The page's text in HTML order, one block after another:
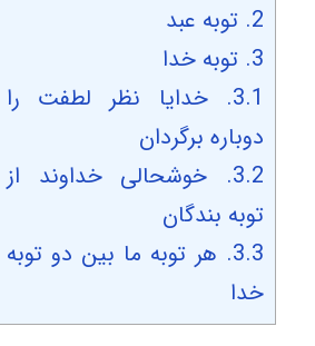
2. توبه عبد
3. توبه خدا
3.1.
خدایا نظر لطفت را
دوباره برگردان
3.2.
خوشحالی خداوند از
توبه بندگان
3.3. هر توبه ما بین دو توبه
خدا